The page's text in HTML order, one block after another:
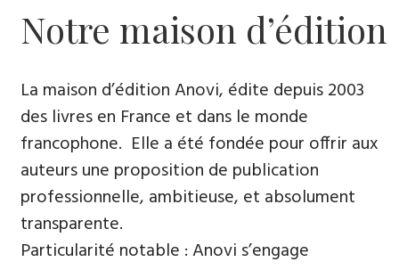
Notre maison d’édition
La maison d’édition Anovi, édite depuis 2003
des livres en France et dans le monde
francophone. Elle a été fondée pour offrir aux
auteurs une proposition de publication
professionnelle, ambitieuse, et absolument
transparente.
Particularité notable : Anovi s’engage